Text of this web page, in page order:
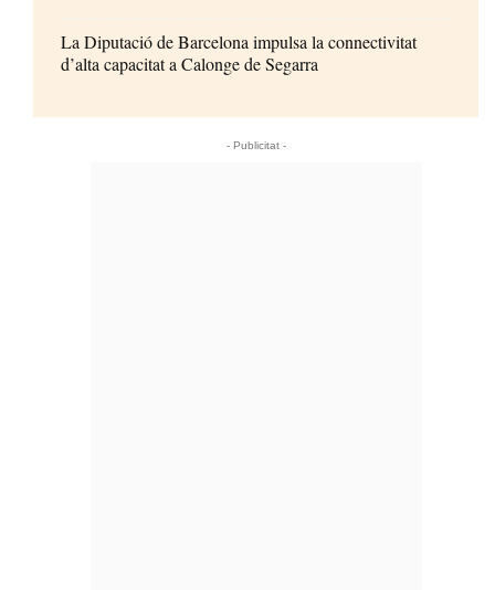
La Diputació de Barcelona impulsa la connectivitat
d’alta capacitat a Calonge de Segarra
- Publicitat -